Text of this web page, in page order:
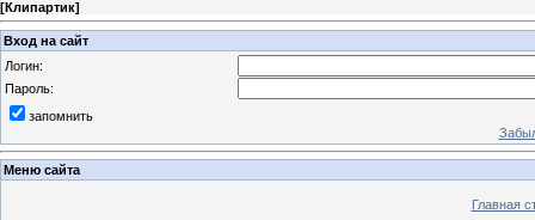
[Клипартик]
Вход на сайт
Логин:
Пароль:
запомнить
Меню сайта
Главная